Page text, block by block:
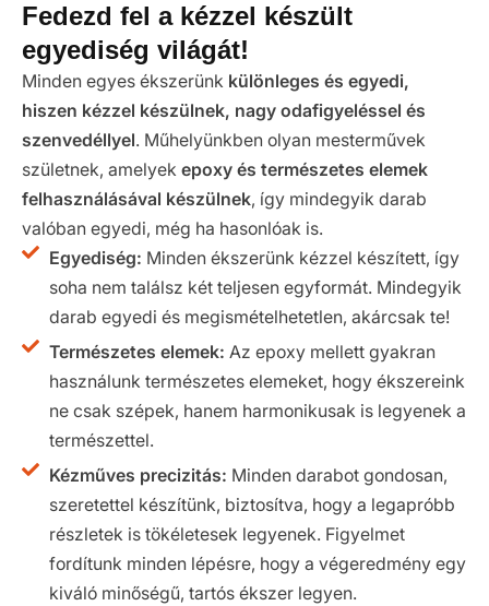
Fedezd fel a kézzel készült
egyediség világát!
Minden egyes ékszerünk különleges és egyedi,
hiszen kézzel készülnek, nagy odafigyeléssel és
szenvedéllyel. Műhelyünkben olyan mesterművek
születnek, amelyek epoxy és természetes elemek
felhasználásával készülnek, így mindegyik darab
valóban egyedi, még ha hasonlóak is.
Egyediség: Minden ékszerünk kézzel készített, így
soha nem találsz két teljesen egyformát. Mindegyik
darab egyedi és megismételhetetlen, akárcsak te!
Természetes elemek: Az epoxy mellett gyakran
használunk természetes elemeket, hogy ékszereink
ne csak szépek, hanem harmonikusak is legyenek a
természettel.
Kézműves precizitás: Minden darabot gondosan,
szeretettel készítünk, biztosítva, hogy a legapróbb
részletek is tökéletesek legyenek. Figyelmet
fordítunk minden lépésre, hogy a végeredmény egy
kiváló minőségű, tartós ékszer legyen.